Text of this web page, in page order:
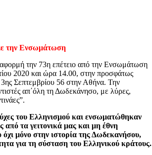
την Ενσωμάτωση
την 73η επέτειο από την Ενσωμάτωση
2020 και ώρα 14.00, στην προσφάτως
3ης Σεπτεμβρίου 56 στην Αθήνα. Την
απ΄όλη τη Δωδεκάνησο, με λύρες,
του Ελληνισμού και ενσωματώθηκαν
από τα γειτονικά μας και μη έθνη
μόνο στην ιστορία της Δωδεκανήσου,
για τη σύσταση του Ελληνικού κράτους.